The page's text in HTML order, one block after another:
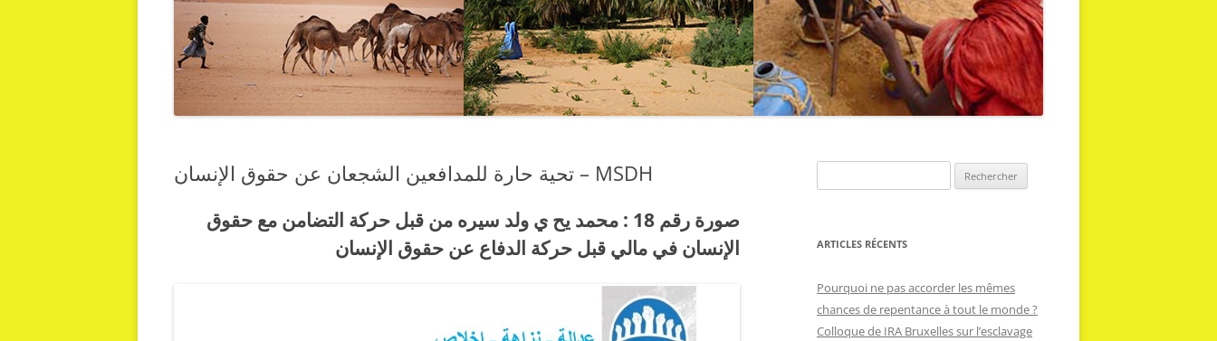
تحية حارة للمدافعين الشجعان عن حقوق الإنسان – MSDH
الإنسان في مالي قبل حركة الدفاع عن حقوق الإنسان
e
h
r
h
ARTICLES RÉCENTS
Pourquoi ne pas accorder les mêmes
chances de repentance à tout le monde ?
Colloque de IRA Bruxelles sur l’esclavage